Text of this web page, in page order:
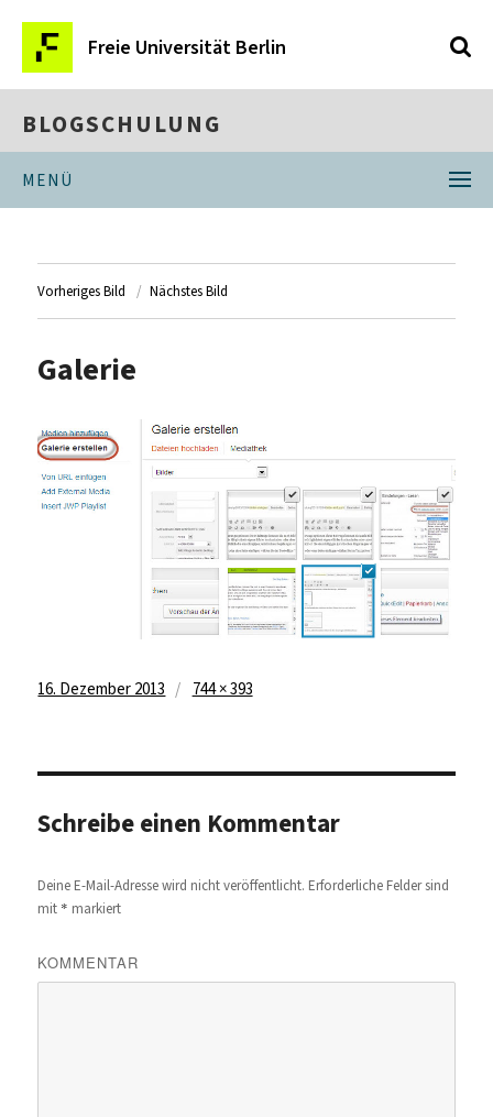
Freie Universität Berlin
BLOGSCHULUNG
MENÜ
Vorheriges Bild Nächstes Bild
Galerie
Veröffentlicht
16. Dezember 2013
Volle
744 × 393
Schreibe einen Kommentar
Deine E-Mail-Adresse wird nicht veröffentlicht. Erforderliche Felder sind
mit * markiert
KOMMENTAR